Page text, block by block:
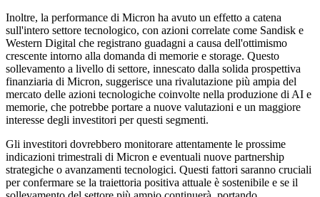
Inoltre, la performance di Micron ha avuto un effetto a catena
sull'intero settore tecnologico, con azioni correlate come Sandisk e
Western Digital che registrano guadagni a causa dell'ottimismo
crescente intorno alla domanda di memorie e storage. Questo
sollevamento a livello di settore, innescato dalla solida prospettiva
finanziaria di Micron, suggerisce una rivalutazione più ampia del
mercato delle azioni tecnologiche coinvolte nella produzione di AI e
memorie, che potrebbe portare a nuove valutazioni e un maggiore
interesse degli investitori per questi segmenti.
Gli investitori dovrebbero monitorare attentamente le prossime
indicazioni trimestrali di Micron e eventuali nuove partnership
strategiche o avanzamenti tecnologici. Questi fattori saranno cruciali
per confermare se la traiettoria positiva attuale è sostenibile e se il